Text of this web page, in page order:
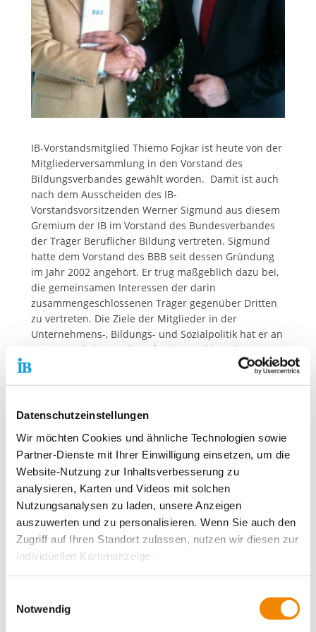
Datenschutzeinstellungen
Wir möchten Cookies und ähnliche Technologien sowie
Partner-Dienste mit Ihrer Einwilligung einsetzen, um die
Website-Nutzung zur Inhaltsverbesserung zu
analysieren, Karten und Videos mit solchen
Nutzungsanalysen zu laden, unsere Anzeigen
auszuwerten und zu personalisieren. Wenn Sie auch den
Zugriff auf Ihren Standort zulassen, nutzen wir diesen zur
individuellen Kartenanzeige.
unsere Partner Daten wie Ihre IP-Adresse und
verarbeiten diese zusammen mit Daten von anderen
Notwendig
IB-Vorstandsmitglied Thiemo Fojkar ist heute von der
Mitgliederversammlung in den Vorstand des
Bildungsverbandes gewählt worden. Damit ist auch
nach dem Ausscheiden des IB-
Vorstandsvorsitzenden Werner Sigmund aus diesem
Gremium der IB im Vorstand des Bundesverbandes
der Träger Beruflicher Bildung vertreten. Sigmund
hatte dem Vorstand des BBB seit dessen Gründung
im Jahr 2002 angehört. Er trug maßgeblich dazu bei,
die gemeinsamen Interessen der darin
zusammengeschlossenen Träger gegenüber Dritten
zu vertreten. Die Ziele der Mitglieder in der
Unternehmens-, Bildungs- und Sozialpolitik hat er an
verantwortlicher Stelle gefördert und koordiniert.
Schwerpunkt seiner Vorstandsarbeit war die
Mitgliedsorganisationen in der beruflichen
Kontaktdaten unseres Presseteams
Dirk Altbürger
Pressesprecher
Telefon:+49 69 94545-107
E-Mail schreiben
Matthias Schwerdtfeger
Telefon: